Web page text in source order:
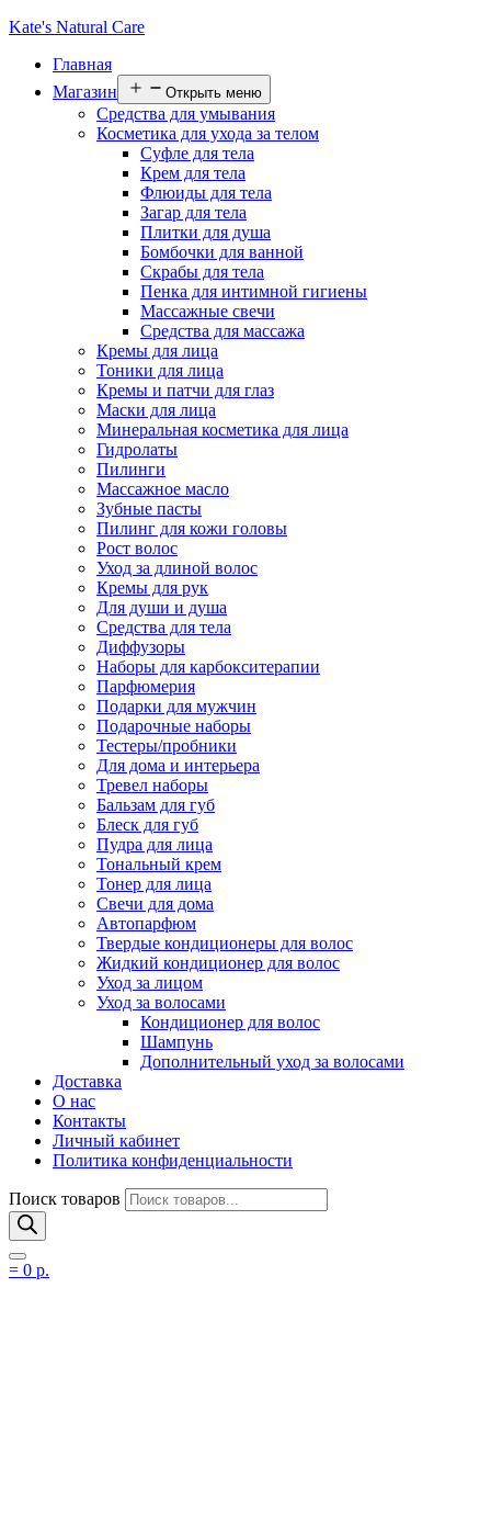
Kate's Natural Care
Главная
Магазин
Открыть меню
Средства для умывания
Косметика для ухода за телом
Суфле для тела
Крем для тела
Флюиды для тела
Загар для тела
Плитки для душа
Бомбочки для ванной
Скрабы для тела
Пенка для интимной гигиены
Массажные свечи
Средства для массажа
Кремы для лица
Тоники для лица
Кремы и патчи для глаз
Маски для лица
Минеральная косметика для лица
Гидролаты
Пилинги
Массажное масло
Зубные пасты
Пилинг для кожи головы
Рост волос
Уход за длиной волос
Кремы для рук
Для души и душа
Средства для тела
Диффузоры
Наборы для карбокситерапии
Парфюмерия
Подарки для мужчин
Подарочные наборы
Тестеры/пробники
Для дома и интерьера
Тревел наборы
Бальзам для губ
Блеск для губ
Пудра для лица
Тональный крем
Тонер для лица
Свечи для дома
Автопарфюм
Твердые кондиционеры для волос
Жидкий кондиционер для волос
Уход за лицом
Уход за волосами
Кондиционер для волос
Шампунь
Дополнительный уход за волосами
Доставка
О нас
Контакты
Личный кабинет
Политика конфиденциальности
Поиск товаров
= 0 р.